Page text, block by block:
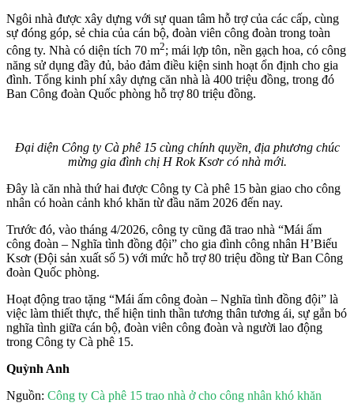
Ngôi nhà được xây dựng với sự quan tâm hỗ trợ của các cấp, cùng
sự đóng góp, sẻ chia của cán bộ, đoàn viên công đoàn trong toàn
công ty. Nhà có diện tích 70 m2; mái lợp tôn, nền gạch hoa, có công
năng sử dụng đầy đủ, bảo đảm điều kiện sinh hoạt ổn định cho gia
đình. Tổng kinh phí xây dựng căn nhà là 400 triệu đồng, trong đó
Ban Công đoàn Quốc phòng hỗ trợ 80 triệu đồng.
Đại diện Công ty Cà phê 15 cùng chính quyền, địa phương chúc
mừng gia đình chị H Rok Ksơr có nhà mới.
Đây là căn nhà thứ hai được Công ty Cà phê 15 bàn giao cho công
nhân có hoàn cảnh khó khăn từ đầu năm 2026 đến nay.
Trước đó, vào tháng 4/2026, công ty cũng đã trao nhà “Mái ấm
công đoàn – Nghĩa tình đồng đội” cho gia đình công nhân H’Biếu
Ksơr (Đội sản xuất số 5) với mức hỗ trợ 80 triệu đồng từ Ban Công
đoàn Quốc phòng.
Hoạt động trao tặng “Mái ấm công đoàn – Nghĩa tình đồng đội” là
việc làm thiết thực, thể hiện tinh thần tương thân tương ái, sự gắn bó
nghĩa tình giữa cán bộ, đoàn viên công đoàn và người lao động
trong Công ty Cà phê 15.
Quỳnh Anh
Nguồn: Công ty Cà phê 15 trao nhà ở cho công nhân khó khăn